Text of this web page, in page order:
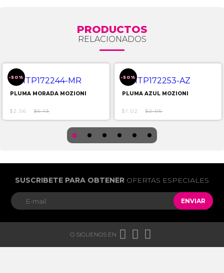
PRODUCTOS
RELACIONADOS
-50%
PLUMA MORADA MOZIONI
$2.56 $5.13
-50%
PLUMA AZUL MOZIONI
$1.02 $2.05
SUSCRIBETE PARA OBTENER OFERTAS ESPECIALES
ENVIAR
O SIGUENOS EN   